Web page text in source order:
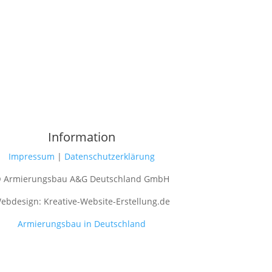
Information
Impressum | Datenschutzerklärung
A&G Deutschland GmbH
Kreative-Website-Erstellung.de
Armierungsbau in Deutschland